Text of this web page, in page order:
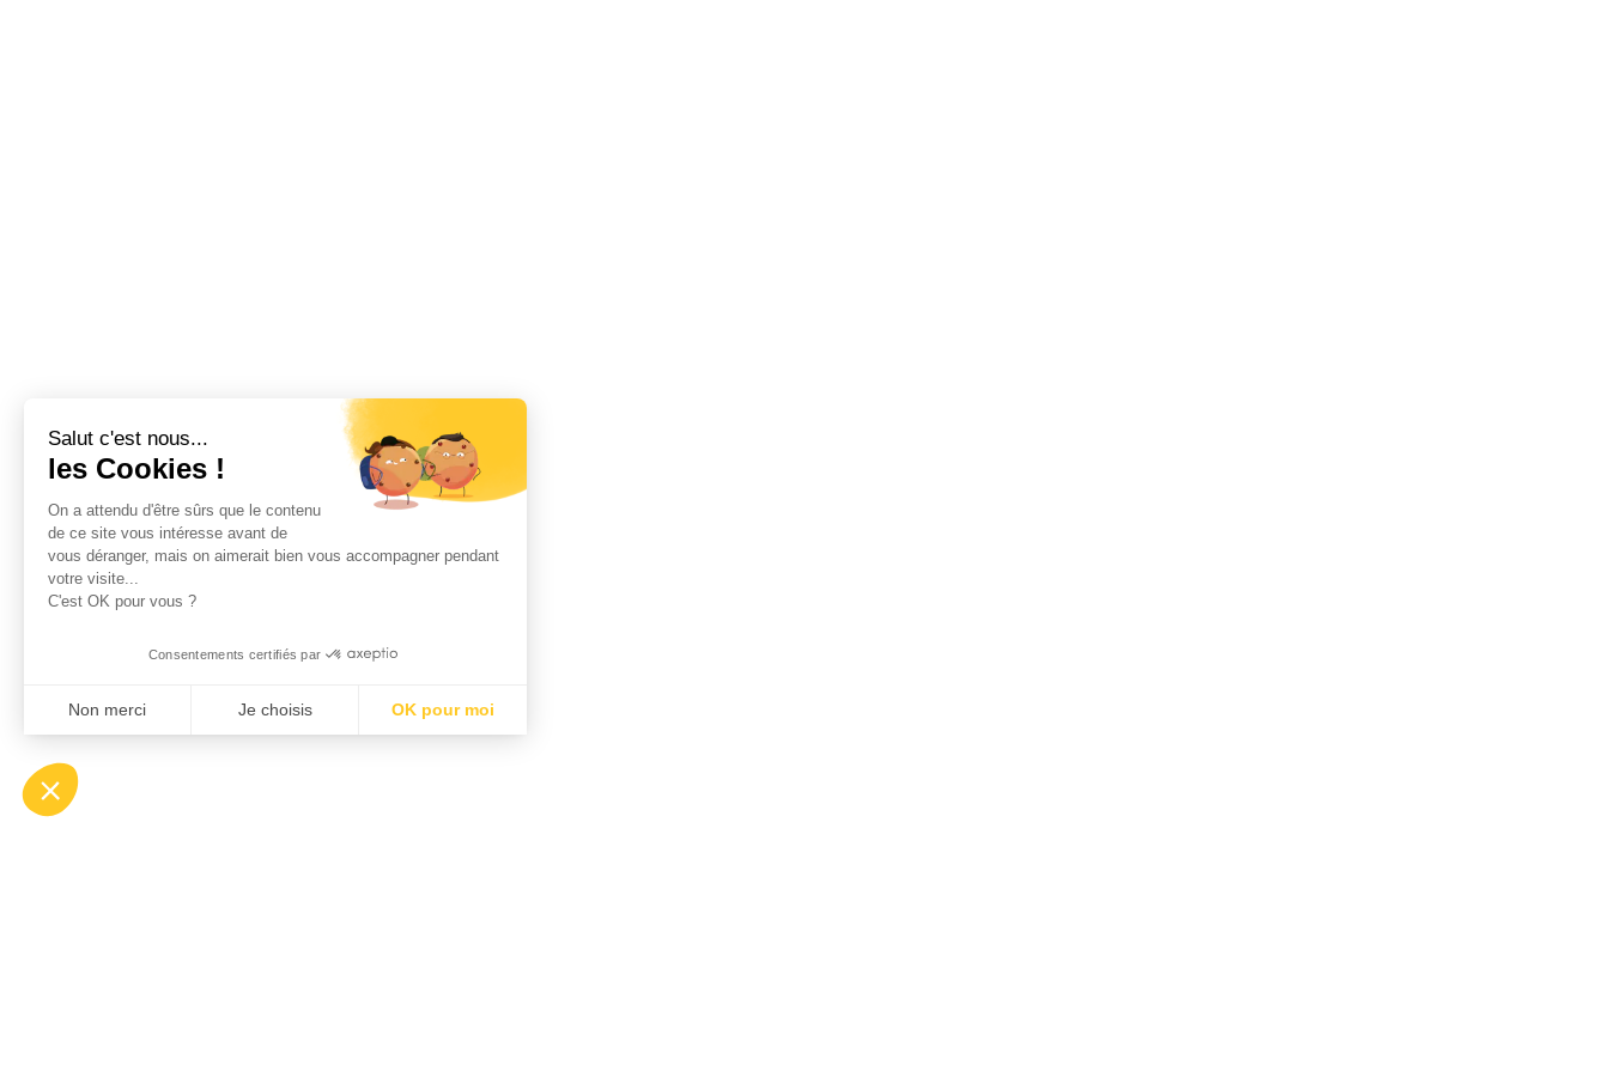
Salut c'est nous...
les Cookies !
On a attendu d'être sûrs que le contenu
de ce site vous intéresse avant de
vous déranger, mais on aimerait bien vous accompagner pendant
votre visite...
C'est OK pour vous ?
Consentements certifiés par
Non merci Je choisis OK pour moi
Plateforme de Gestion du Consentement : Personnalisez vos Options
Notre plateforme vous permet d'adapter et de gérer vos paramètres de confidentialité, en garantissant la conformité avec les réglementations. Personnalisez vos